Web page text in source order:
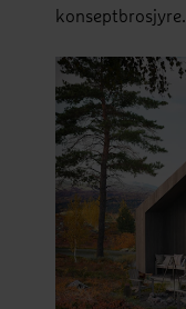
konseptbrosjyre.